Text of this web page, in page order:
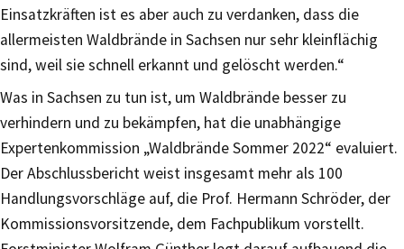
Einsatzkräften ist es aber auch zu verdanken, dass die
allermeisten Waldbrände in Sachsen nur sehr kleinflächig
sind, weil sie schnell erkannt und gelöscht werden.“
Was in Sachsen zu tun ist, um Waldbrände besser zu
verhindern und zu bekämpfen, hat die unabhängige
Expertenkommission „Waldbrände Sommer 2022“ evaluiert.
Der Abschlussbericht weist insgesamt mehr als 100
Handlungsvorschläge auf, die Prof. Hermann Schröder, der
Kommissionsvorsitzende, dem Fachpublikum vorstellt.